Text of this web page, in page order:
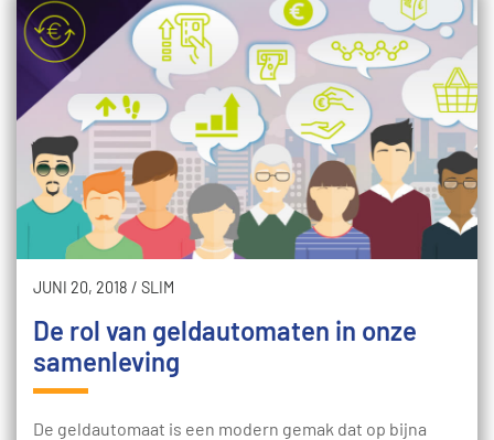
JUNI 20, 2018 / SLIM
De rol van geldautomaten in onze
samenleving
De geldautomaat is een modern gemak dat op bijna